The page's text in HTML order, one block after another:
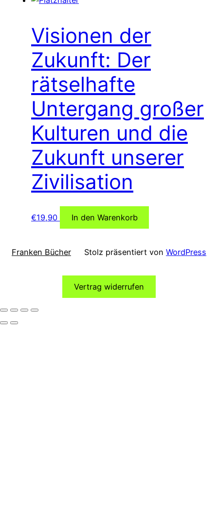
Visionen der
Zukunft: Der
rätselhafte
Untergang großer
Kulturen und die
Zukunft unserer
Zivilisation
€19,90 In den Warenkorb
Franken Bücher Stolz präsentiert von WordPress
Vertrag widerrufen